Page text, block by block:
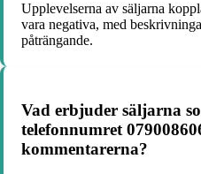
Upplevelserna av säljarna
vara negativa, med
påträngande.
Vad erbjuder säljarna
telefonnumret
kommentarerna?